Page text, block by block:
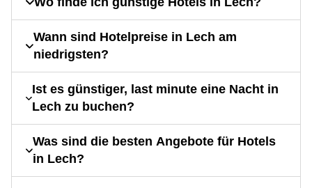
Wann sind Hotelpreise in Lech am
niedrigsten?
Ist es günstiger, last minute eine Nacht in
Lech zu buchen?
Was sind die besten Angebote für Hotels
in Lech?